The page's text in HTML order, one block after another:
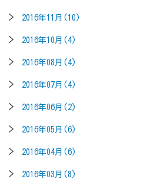
2016年11月(10)
2016年10月(4)
2016年08月(4)
2016年07月(4)
2016年06月(2)
2016年05月(6)
2016年04月(6)
2016年03月(8)